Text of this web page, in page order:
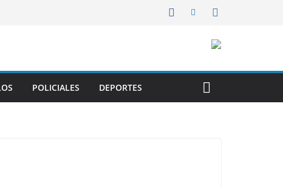
POLICIALES DEPORTES